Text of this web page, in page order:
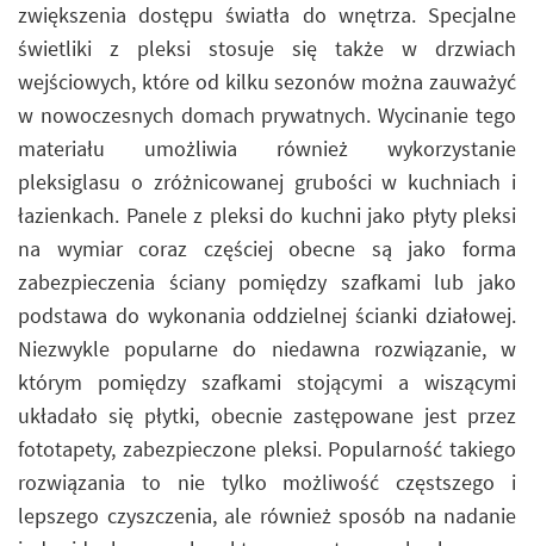
zwiększenia dostępu światła do wnętrza. Specjalne
świetliki z pleksi stosuje się także w drzwiach
wejściowych, które od kilku sezonów można zauważyć
w nowoczesnych domach prywatnych. Wycinanie tego
materiału umożliwia również wykorzystanie
pleksiglasu o zróżnicowanej grubości w kuchniach i
łazienkach. Panele z pleksi do kuchni jako płyty pleksi
na wymiar coraz częściej obecne są jako forma
zabezpieczenia ściany pomiędzy szafkami lub jako
podstawa do wykonania oddzielnej ścianki działowej.
Niezwykle popularne do niedawna rozwiązanie, w
którym pomiędzy szafkami stojącymi a wiszącymi
układało się płytki, obecnie zastępowane jest przez
fototapety, zabezpieczone pleksi. Popularność takiego
rozwiązania to nie tylko możliwość częstszego i
lepszego czyszczenia, ale również sposób na nadanie